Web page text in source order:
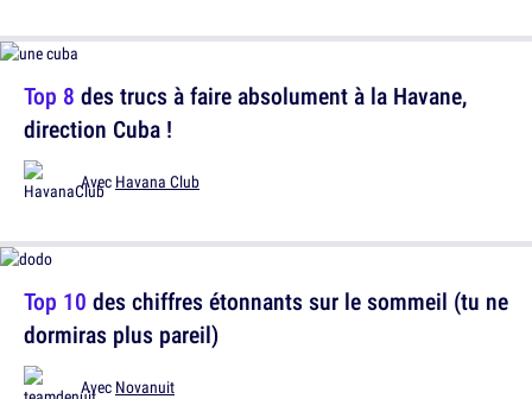
Top 10 des chiffres étonnants sur le sommeil (tu ne
dormiras plus pareil)
Avec Novanuit
Top 8 des trucs à faire absolument à la Havane,
direction Cuba !
Avec Havana Club